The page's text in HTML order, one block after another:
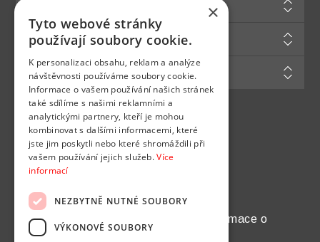
Zákaznická podpora
Můj účet
Najdete nás na
Chcete pravidelně dostávat informace o
novinkách a akcích?
×
Tyto webové stránky
používají soubory cookie.
K personalizaci obsahu, reklam a analýze
návštěvnosti používáme soubory cookie.
Informace o vašem používání našich stránek
také sdílíme s našimi reklamními a
analytickými partnery, kteří je mohou
kombinovat s dalšími informacemi, které
jste jim poskytli nebo které shromáždili při
vašem používání jejich služeb.Více
informací
NEZBYTNĚ NUTNÉ SOUBORY
VÝKONOVÉ SOUBORY